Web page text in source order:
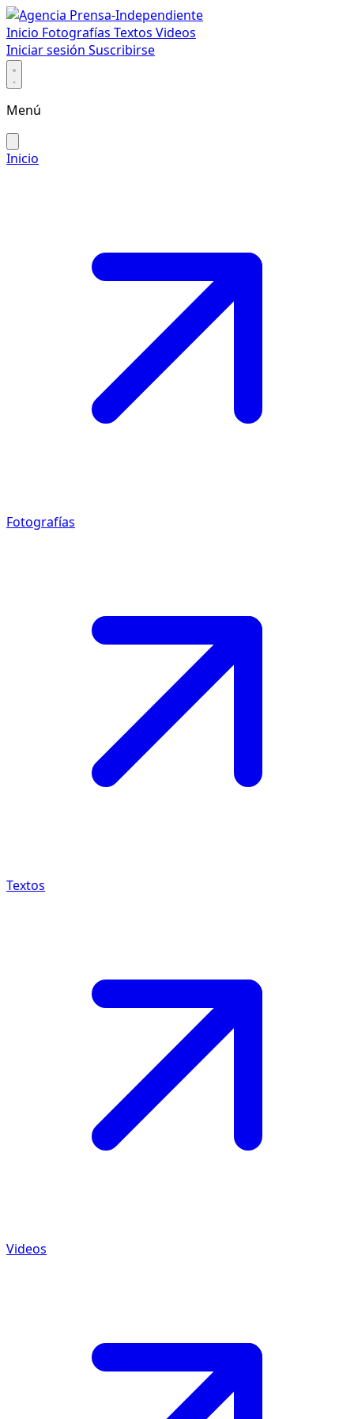
Inicio Fotografías Textos Videos
Iniciar sesión Suscribirse
Menú
Inicio
Fotografías
Textos
Videos